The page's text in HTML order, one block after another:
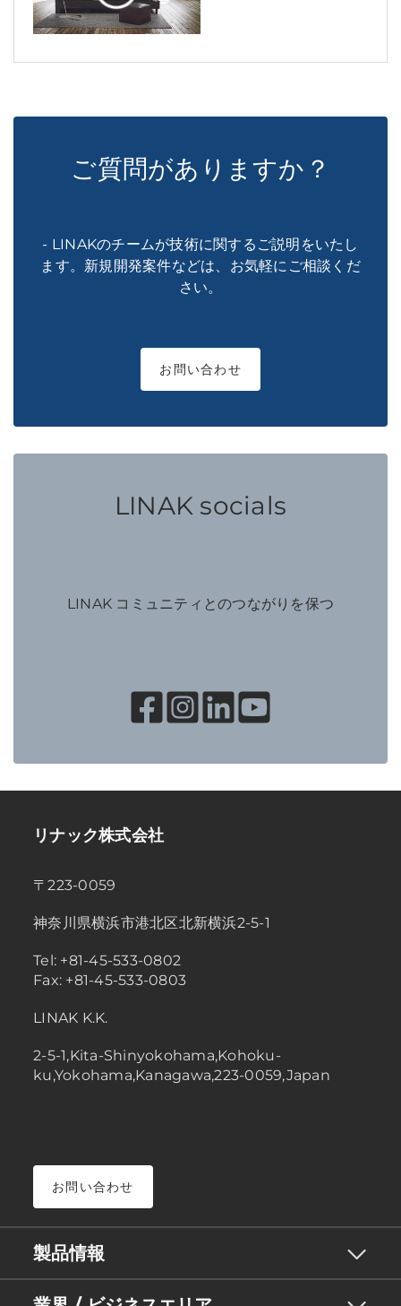
ご質問がありますか？
- LINAKのチームが技術に関するご説明をいたし
ます。新規開発案件などは、お気軽にご相談くだ
さい。
お問い合わせ
LINAK socials
LINAK コミュニティとのつながりを保つ
リナック株式会社
〒223-0059
神奈川県横浜市港北区北新横浜2-5-1
Tel: +81-45-533-0802
Fax: +81-45-533-0803
LINAK K.K.
2-5-1,Kita-Shinyokohama,Kohoku-
ku,Yokohama,Kanagawa,223-0059,Japan
お問い合わせ
製品情報